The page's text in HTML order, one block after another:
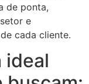
de ponta,
e
cada cliente.
ideal